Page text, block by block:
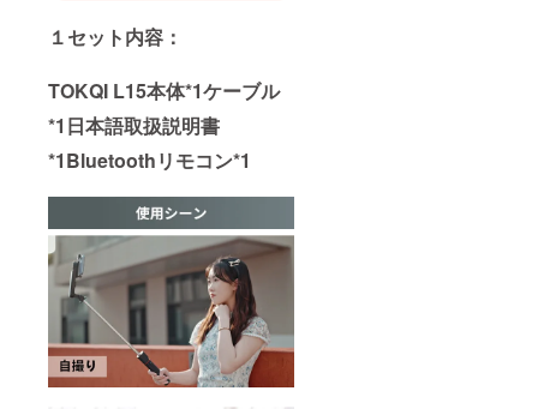
１セット内容：
TOKQI L15本体*1ケーブル
*1日本語取扱説明書
*1Bluetoothリモコン*1